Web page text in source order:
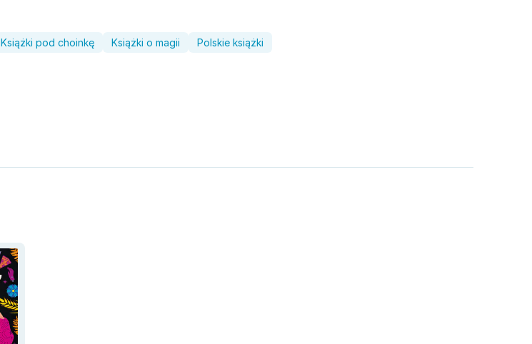
Książki pod choinkę Książki o magii Polskie książki